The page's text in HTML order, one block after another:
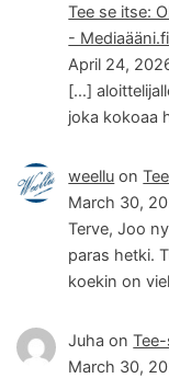
Tee se itse:
- Mediaääni.fi
April 24,
[…]
joka kokoaa
weellu on
March 30,
Terve, Joo
paras hetki.
koekin on
Juha on
March 30,